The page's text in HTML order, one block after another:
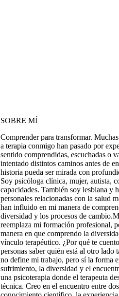
SOBRE MÍ
Comprender para transformar.
a terapia conmigo han pasado por
sentido comprendidas, escuchadas o
intentado distintos caminos antes de
historia pueda ser mirada con
Soy psicóloga clínica, mujer, autista,
capacidades. También soy lesbiana y
personales relacionadas con la salud
han influido en mi manera de
diversidad y los procesos de
reemplaza mi formación profesional,
manera en que comprendo la
vínculo terapéutico. ¿Por qué te
personas saber quién está al otro
no define mi trabajo, pero sí la forma
sufrimiento, la diversidad y el
una psicoterapia donde el terapeuta
técnica. Creo en el encuentro entre